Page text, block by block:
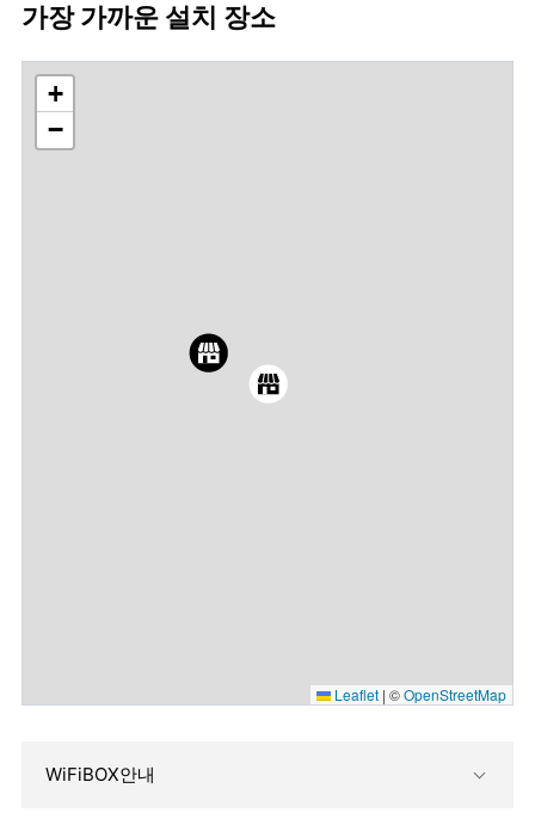
가장 가까운 설치 장소
+
−
Leaflet | ©OpenStreetMap
WiFiBOX안내